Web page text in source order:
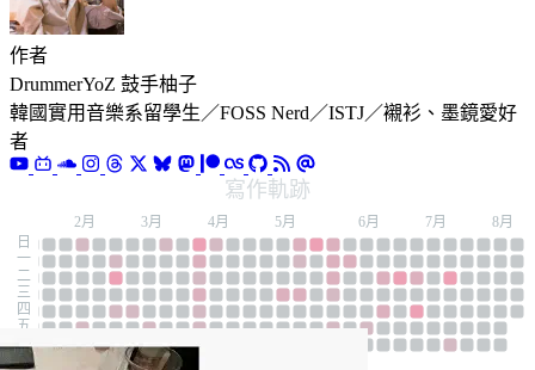
作者
DrummerYoZ 鼓手柚子
韓國實用音樂系留學生／FOSS Nerd／ISTJ／襯衫、墨鏡愛好
者
寫作軌跡
日
一
二
三
四
五
六
2月 3月 4月 5月 6月 7月 8月